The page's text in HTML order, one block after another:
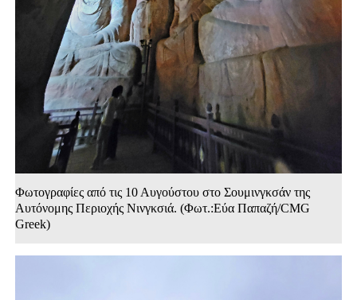
Φωτογραφίες από τις 10 Αυγούστου στο Σουμινγκσάν της
Αυτόνομης Περιοχής Νινγκσιά. (Φωτ.:Εύα Παπαζή/CMG
Greek)